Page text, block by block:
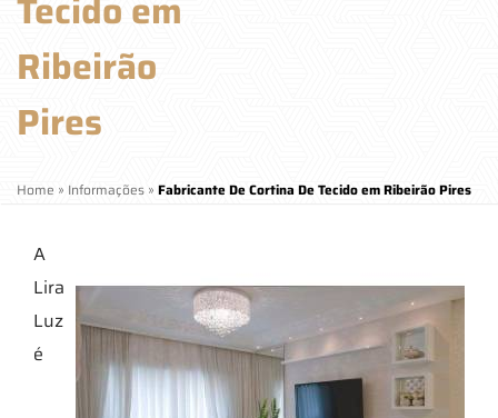
Tecido em
Ribeirão
Pires
Home » Informações » Fabricante De Cortina De Tecido em Ribeirão Pires
A
Lira
Luz
é